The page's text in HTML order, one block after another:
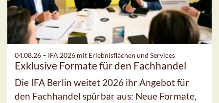
04.08.26 – IFA 2026 mit Erlebnisflächen und Services
Exklusive Formate für den Fachhandel
Die IFA Berlin weitet 2026 ihr Angebot für
den Fachhandel spürbar aus: Neue Formate,